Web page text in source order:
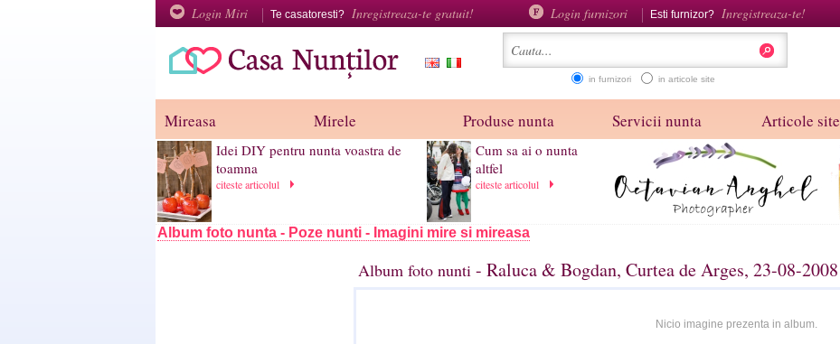
Login Miri Te casatoresti? Inregistreaza-te gratuit! Login furnizori Esti furnizor? Inregistreaza-te!
in furnizori in articole site
Mireasa Mirele Produse nunta Servicii nunta Articole site
Idei DIY pentru nunta voastra de
toamna
citeste articolul
Cum sa ai o nunta
altfel
citeste articolul
Album foto nunta - Poze nunti - Imagini mire si mireasa
Album foto nunti - Raluca & Bogdan, Curtea de Arges, 23-08-2008
Nicio imagine prezenta in album.